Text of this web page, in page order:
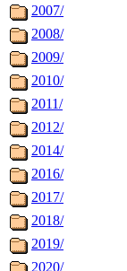
2007/
2008/
2009/
2010/
2011/
2012/
2014/
2016/
2017/
2018/
2019/
2020/